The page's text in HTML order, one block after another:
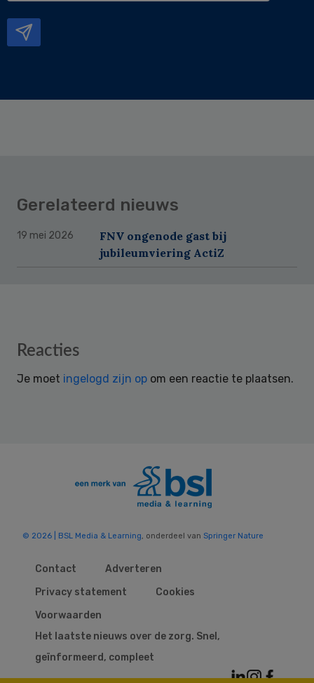
Gerelateerd nieuws
19 mei 2026
FNV ongenode gast bij
jubileumviering ActiZ
Reader
Reacties
Je moet ingelogd zijn op om een reactie te plaatsen.
© 2026 | BSL Media & Learning, onderdeel van Springer Nature
Contact
Adverteren
Privacy statement
Cookies
Voorwaarden
Het laatste nieuws over de zorg. Snel,
geïnformeerd, compleet